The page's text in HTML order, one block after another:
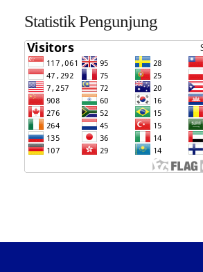
Statistik Pengunjung